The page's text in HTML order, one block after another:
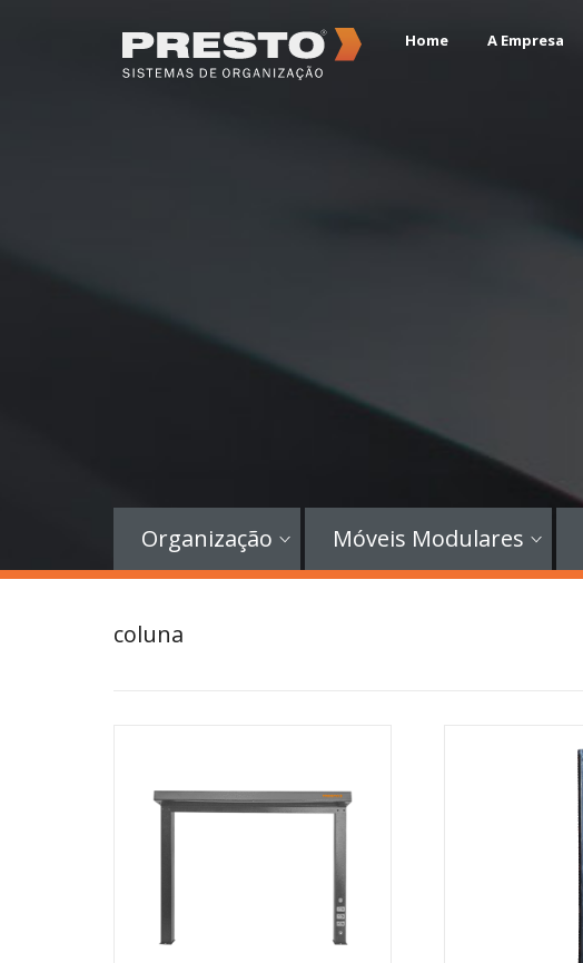
Home A Empresa
Organização Móveis Modulares
coluna